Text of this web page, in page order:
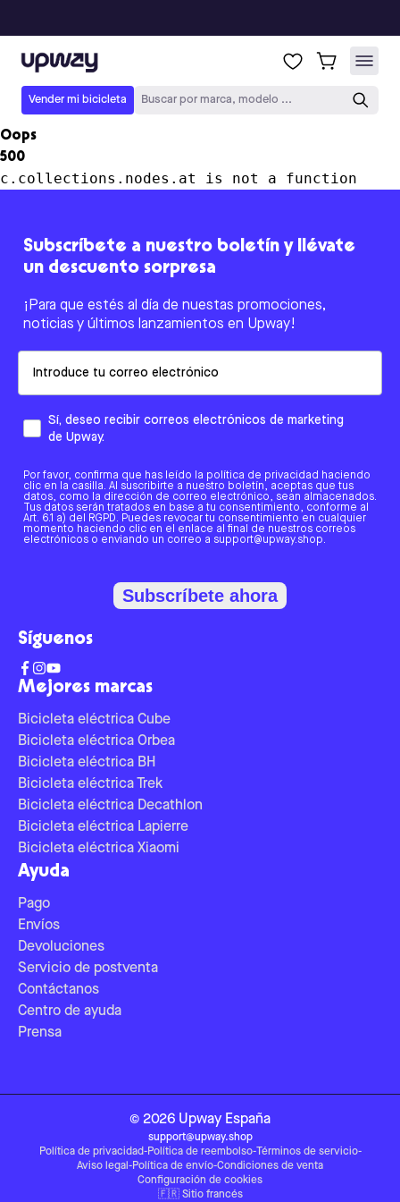
Upway
Vender mi bicicleta Buscar por marca, modelo ...
Oops
500
c.collections.nodes.at is not a function
Mejores marcas
Bicicleta eléctrica Cube
Bicicleta eléctrica Orbea
Bicicleta eléctrica BH
Bicicleta eléctrica Trek
Bicicleta eléctrica Decathlon
Bicicleta eléctrica Lapierre
Bicicleta eléctrica Xiaomi
Ayuda
Pago
Envíos
Devoluciones
Servicio de postventa
Contáctanos
Centro de ayuda
Prensa
Subscríbete a nuestro boletín y llévate
un descuento sorpresa
¡Para que estés al día de nuestas promociones,
noticias y últimos lanzamientos en Upway!
Sí, deseo recibir correos electrónicos de marketing
de Upway.
Por favor, confirma que has leído la política de privacidad haciendo
clic en la casilla. Al suscribirte a nuestro boletín, aceptas que tus
datos, como la dirección de correo electrónico, sean almacenados.
Tus datos serán tratados en base a tu consentimiento, conforme al
Art. 6.1 a) del RGPD. Puedes revocar tu consentimiento en cualquier
momento haciendo clic en el enlace al final de nuestros correos
electrónicos o enviando un correo a support@upway.shop.
Subscríbete ahora
Síguenos
© 2026 Upway España
support@upway.shop
Política de privacidad-Política de reembolso-Términos de servicio-
Aviso legal -Política de envío-Condiciones de venta
Configuración de cookies
🇫🇷 Sitio francés